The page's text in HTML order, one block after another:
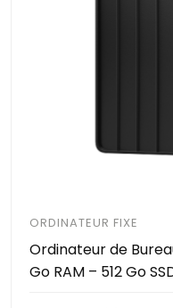
ORDINATEUR FIXE
Ordinateur de
Go RAM – 512 Go